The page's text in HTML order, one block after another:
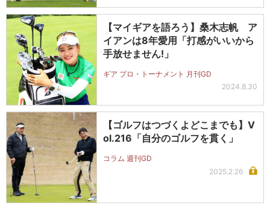
【マイギアを語ろう】桑木志帆 ア
イアンは8年愛用「打感がいいから
手放せません!」
ギア プロ・トーナメント 月刊GD
2024.8.30
【ゴルフはつづくよどこまでも】V
ol.216「自分のゴルフを貫く」
コラム 週刊GD
2025.2.26